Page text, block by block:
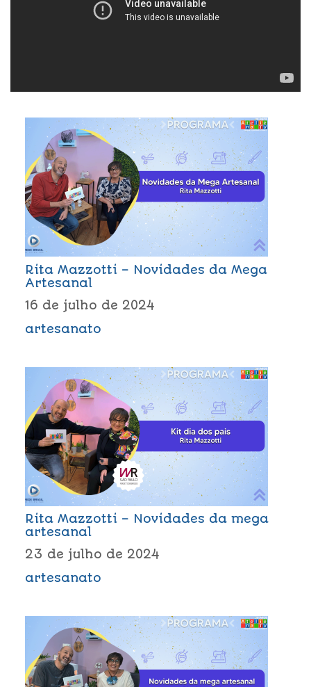
Rita Mazzotti – Novidades da Mega
Artesanal
16 de julho de 2024
artesanato
Rita Mazzotti – Novidades da mega
artesanal
23 de julho de 2024
artesanato